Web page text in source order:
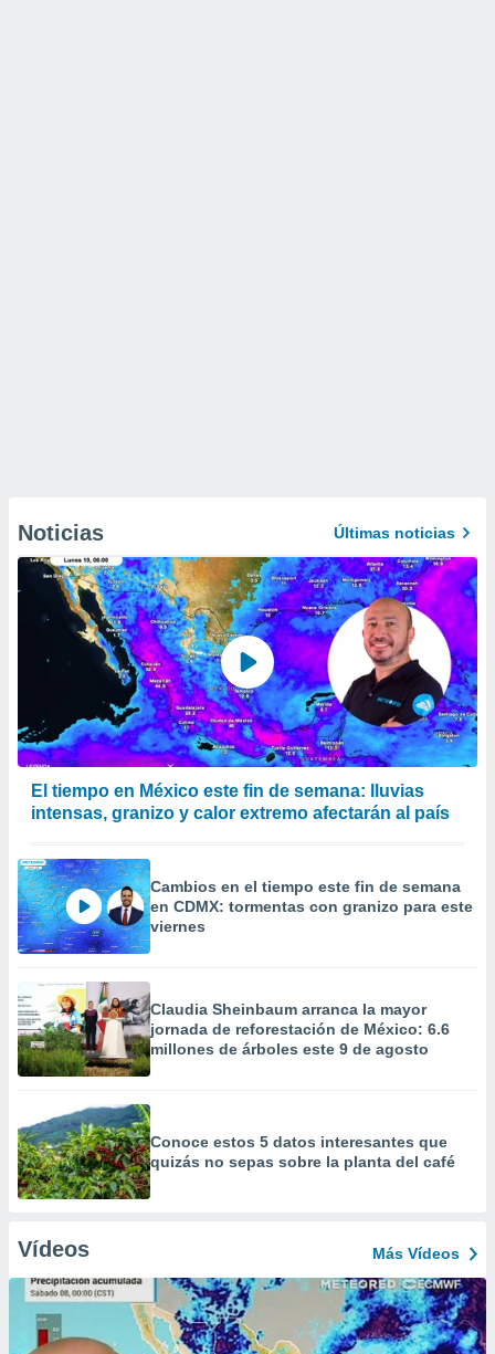
Noticias Últimas noticias
El tiempo en México este fin de semana: lluvias
intensas, granizo y calor extremo afectarán al país
Cambios en el tiempo este fin de semana
en CDMX: tormentas con granizo para este
viernes
Claudia Sheinbaum arranca la mayor
jornada de reforestación de México: 6.6
millones de árboles este 9 de agosto
Conoce estos 5 datos interesantes que
quizás no sepas sobre la planta del café
Vídeos Más Vídeos